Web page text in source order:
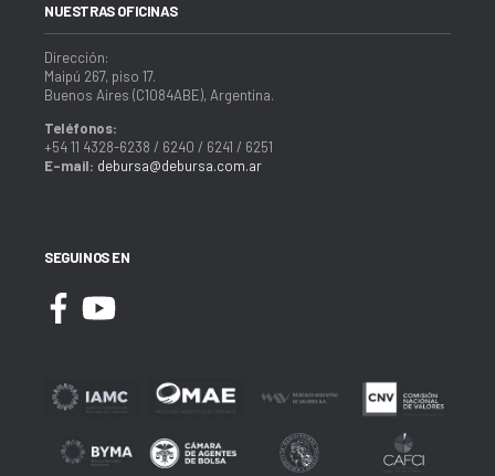
NUESTRAS OFICINAS
Dirección:
Maipú 267, piso 17.
Buenos Aires (C1084ABE), Argentina.
Teléfonos:
+54 11 4328-6238 / 6240 / 6241 / 6251
E-mail: debursa@debursa.com.ar
SEGUINOS EN